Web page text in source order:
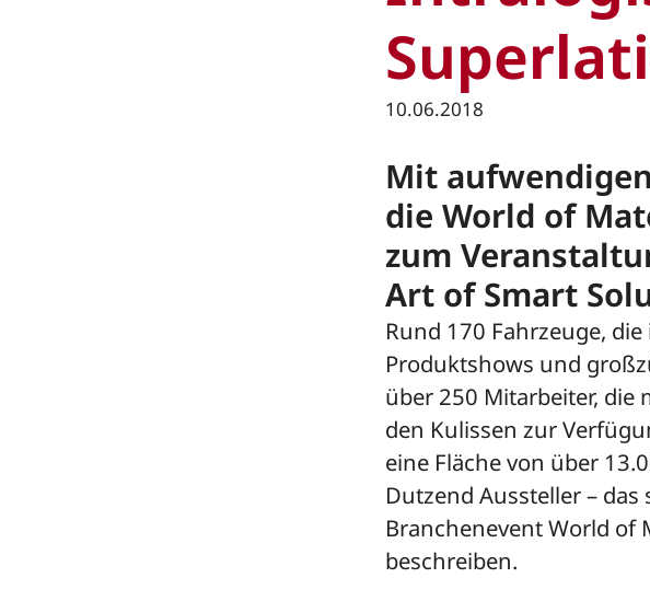
10.06.2018
Mit
die World of
zum
Art of Smart
Rund 170 Fahrzeuge,
Produktshows und
über 250 Mitarbeiter, die
den Kulissen zur
eine Fläche von über
Dutzend Aussteller –
Branchenevent World of
beschreiben.